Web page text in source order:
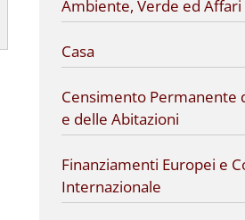
Ambiente, Verde ed Affari
Casa
Censimento Permanente
e delle Abitazioni
Finanziamenti Europei e
Internazionale